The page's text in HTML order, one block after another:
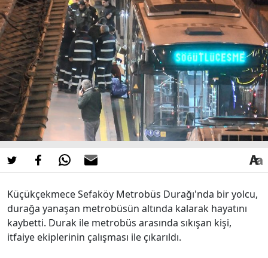
Küçükçekmece Sefaköy Metrobüs Durağı'nda bir yolcu,
durağa yanaşan metrobüsün altında kalarak hayatını
kaybetti. Durak ile metrobüs arasında sıkışan kişi,
itfaiye ekiplerinin çalışması ile çıkarıldı.